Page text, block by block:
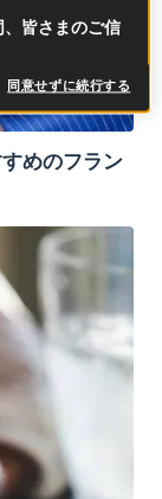
めのフラン
皆さまのご信
同意せずに続行する